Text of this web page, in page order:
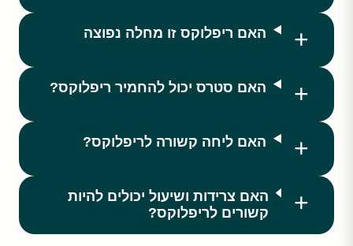
האם ריפלוקס זו מחלה נפוצה
האם סטרס יכול להחמיר ריפלוקס?
האם ליחה קשורה לריפלוקס?
האם צרידות ושיעול יכולים להיות
קשורים לריפלוקס?